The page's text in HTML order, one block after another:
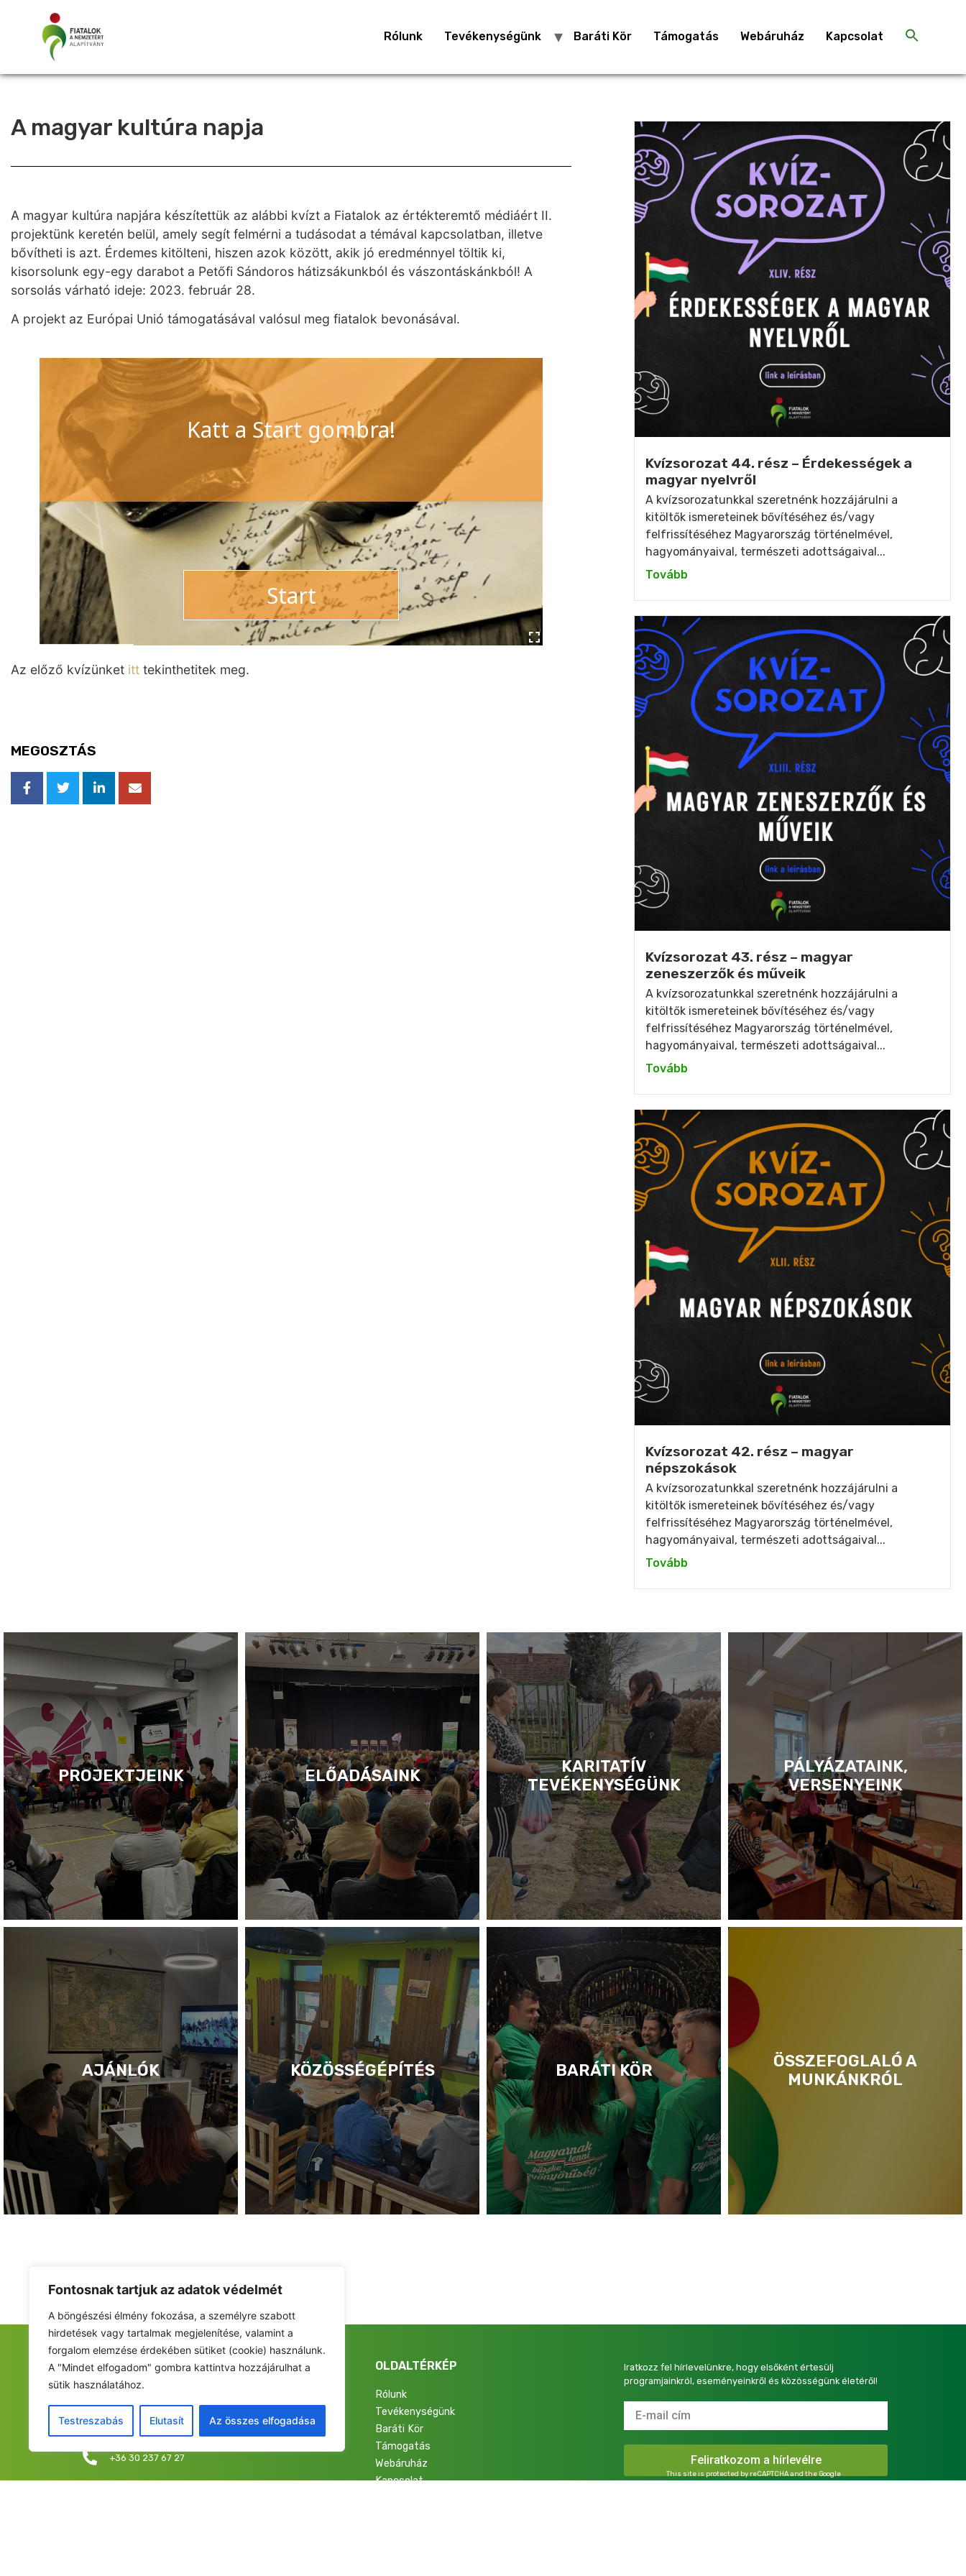
Fontosnak tartjuk az adatok védelmét
A böngészési élmény fokozása, a személyre szabott
hirdetések vagy tartalmak megjelenítése, valamint a
forgalom elemzése érdekében sütiket (cookie) használunk.
A "Mindet elfogadom" gombra kattintva hozzájárulhat a
sütik használatához.
Testreszabás Elutasít Az összes elfogadása
Rólunk Tevékenységünk Baráti Kör Támogatás Webáruház Kapcsolat
A magyar kultúra napja
A magyar kultúra napjára készítettük az alábbi kvízt a Fiatalok az értékteremtő médiáért II.
projektünk keretén belül, amely segít felmérni a tudásodat a témával kapcsolatban, illetve
bővítheti is azt. Érdemes kitölteni, hiszen azok között, akik jó eredménnyel töltik ki,
kisorsolunk egy-egy darabot a Petőfi Sándoros hátizsákunkból és vászontáskánkból! A
sorsolás várható ideje: 2023. február 28.
A projekt az Európai Unió támogatásával valósul meg fiatalok bevonásával.
Az előző kvízünket itt tekinthetitek meg.
MEGOSZTÁS
Kvízsorozat 44. rész – Érdekességek a
magyar nyelvről
A kvízsorozatunkkal szeretnénk hozzájárulni a
kitöltők ismereteinek bővítéséhez és/vagy
felfrissítéséhez Magyarország történelmével,
hagyományaival, természeti adottságaival...
Tovább
Kvízsorozat 43. rész – magyar
zeneszerzők és műveik
A kvízsorozatunkkal szeretnénk hozzájárulni a
kitöltők ismereteinek bővítéséhez és/vagy
felfrissítéséhez Magyarország történelmével,
hagyományaival, természeti adottságaival...
Tovább
Kvízsorozat 42. rész – magyar
népszokások
A kvízsorozatunkkal szeretnénk hozzájárulni a
kitöltők ismereteinek bővítéséhez és/vagy
felfrissítéséhez Magyarország történelmével,
hagyományaival, természeti adottságaival...
Tovább
PROJEKTJEINK ELŐADÁSAINK
KARITATÍV
TEVÉKENYSÉGÜNK
PÁLYÁZATAINK,
VERSENYEINK
AJÁNLÓK KÖZÖSSÉGÉPÍTÉS BARÁTI KÖR
ÖSSZEFOGLALÓ A
MUNKÁNKRÓL
FIATALOK A NEMZETÉRT ALAPÍTVÁNY
Levelezési cím/iroda: 1053 Budapest, Curia utca 4.
info@fiatalokanemzetert.hu
+36 30 237 67 27
OLDALTÉRKÉP
Rólunk
Tevékenységünk
Baráti Kör
Támogatás
Webáruház
Kapcsolat
Iratkozz fel hírlevelünkre, hogy elsőként értesülj
programjainkról, eseményeinkről és közösségünk életéről!
This site is protected by reCAPTCHA and the Google